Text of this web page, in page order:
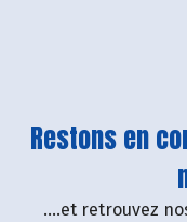
Restons en
....et retrouvez